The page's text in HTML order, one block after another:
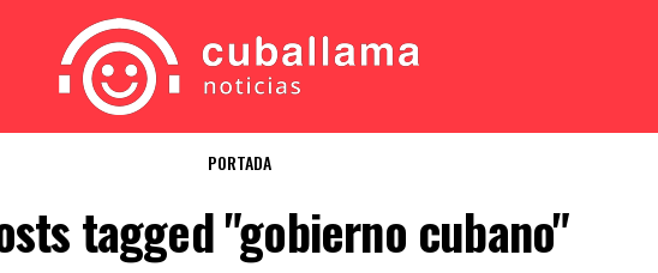
PORTADA
tagged "gobierno cubano"